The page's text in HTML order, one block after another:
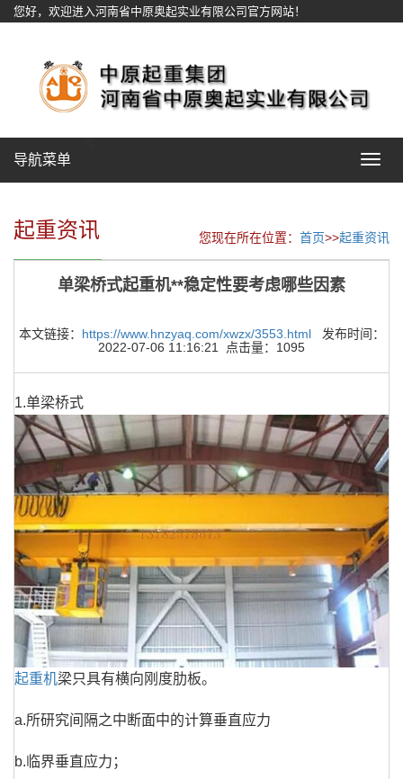
您好，欢迎进入河南省中原奥起实业有限公司官方网站！
Toggle
导航菜单
起重资讯 您现在所在位置： 首页>>起重资讯
单梁桥式起重机**稳定性要考虑哪些因素
本文链接： https://www.hnzyaq.com/xwzx/3553.html发布时间：
2022-07-06 11:16:21 点击量：1095
1.单梁桥式
起重机梁只具有横向刚度肋板。
a.所研究间隔之中断面中的计算垂直应力
b.临界垂直应力；